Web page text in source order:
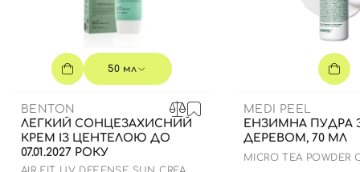
50 мл
BENTON
ЛЕГКИЙ СОНЦЕЗАХИСНИЙ
КРЕМ ІЗ ЦЕНТЕЛОЮ ДО
07.01.2027 РОКУ
MEDI PEEL
ЕНЗИМНА ПУДРА
ДЕРЕВОМ, 70 МЛ
MICRO TEA POWDER